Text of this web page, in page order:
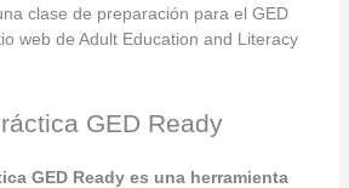
clase de preparación para el GED
web de Adult Education and Literacy
GED Ready
GED Ready es una herramienta